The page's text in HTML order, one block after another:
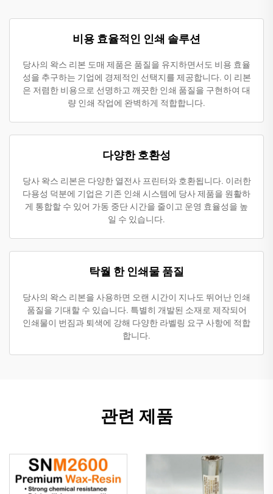
비용 효율적인 인쇄 솔루션
당사의 왁스 리본 도매 제품은 품질을 유지하면서도 비용 효율
성을 추구하는 기업에 경제적인 선택지를 제공합니다. 이 리본
은 저렴한 비용으로 선명하고 깨끗한 인쇄 품질을 구현하여 대
량 인쇄 작업에 완벽하게 적합합니다.
다양한 호환성
당사 왁스 리본은 다양한 열전사 프린터와 호환됩니다. 이러한
다용성 덕분에 기업은 기존 인쇄 시스템에 당사 제품을 원활하
게 통합할 수 있어 가동 중단 시간을 줄이고 운영 효율성을 높
일 수 있습니다.
탁월 한 인쇄물 품질
당사의 왁스 리본을 사용하면 오랜 시간이 지나도 뛰어난 인쇄
품질을 기대할 수 있습니다. 특별히 개발된 소재로 제작되어
인쇄물이 번짐과 퇴색에 강해 다양한 라벨링 요구 사항에 적합
합니다.
관련 제품